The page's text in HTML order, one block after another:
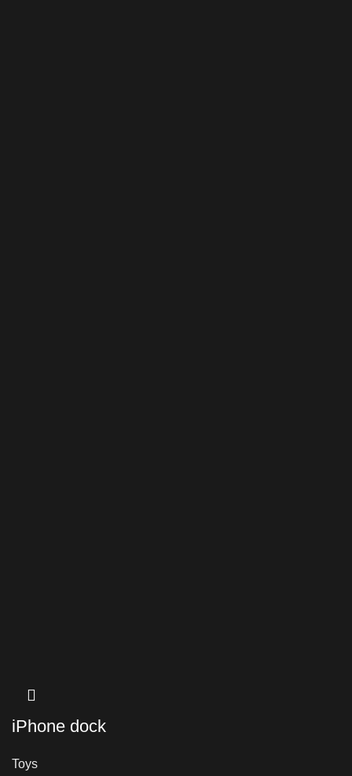
iPhone dock
Toys